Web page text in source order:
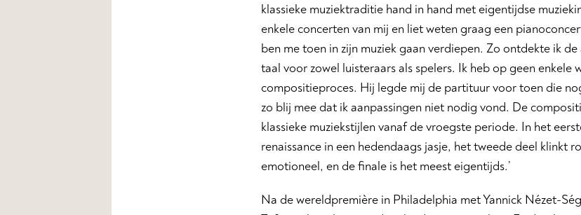
klassieke muziektraditie hand in hand met eigentijdse
enkele concerten van mij en liet weten graag een
ben me toen in zijn muziek gaan verdiepen. Zo ontdekte ik
taal voor zowel luisteraars als spelers. Ik heb op geen
compositieproces. Hij legde mij de partituur voor toen die
zo blij mee dat ik aanpassingen niet nodig vond. De
klassieke muziekstijlen vanaf de vroegste periode. In het
renaissance in een hedendaags jasje, het tweede deel klinkt
emotioneel, en de finale is het meest eigentijds.’
Na de wereldpremière in Philadelphia met Yannick Nézet-